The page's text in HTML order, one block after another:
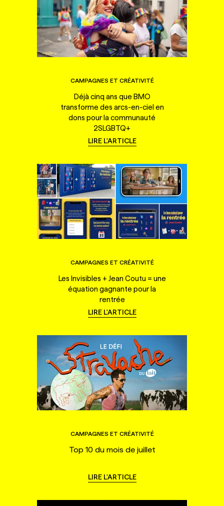
CAMPAGNES ET CRÉATIVITÉ
Déjà cinq ans que BMO
transforme des arcs-en-ciel en
dons pour la communauté
2SLGBTQ+
LIRE L'ARTICLE
CAMPAGNES ET CRÉATIVITÉ
Les Invisibles + Jean Coutu = une
équation gagnante pour la
rentrée
LIRE L'ARTICLE
CAMPAGNES ET CRÉATIVITÉ
Top 10 du mois de juillet
LIRE L'ARTICLE